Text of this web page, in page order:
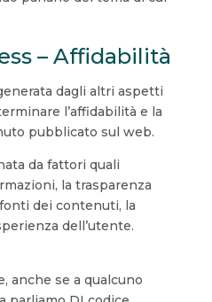
– Affidabilità
dagli altri aspetti
l’affidabilità e la
pubblicato sul web.
da fattori quali
la trasparenza
dei contenuti, la
dell’utente.
anche se a qualcuno